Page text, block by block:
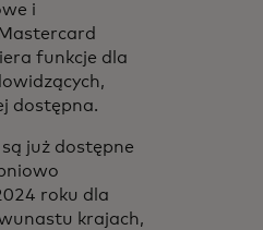
i
funkcje dla
dostępna.
już dostępne
roku dla
krajach,